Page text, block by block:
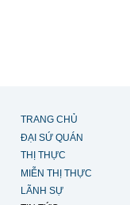
TRANG CHỦ
ĐẠI SỨ QUÁN
THỊ THỰC
MIỄN THỊ THỰC
LÃNH SỰ